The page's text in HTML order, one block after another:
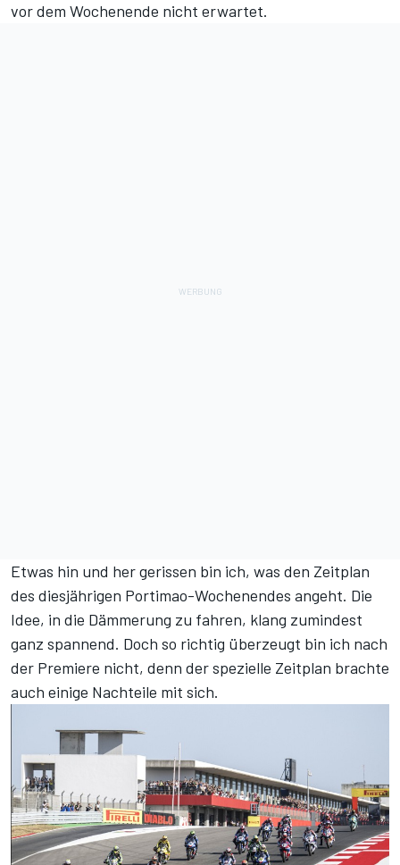
vor dem Wochenende nicht erwartet.
Etwas hin und her gerissen bin ich, was den Zeitplan
des diesjährigen Portimao-Wochenendes angeht. Die
Idee, in die Dämmerung zu fahren, klang zumindest
ganz spannend. Doch so richtig überzeugt bin ich nach
der Premiere nicht, denn der spezielle Zeitplan brachte
auch einige Nachteile mit sich.